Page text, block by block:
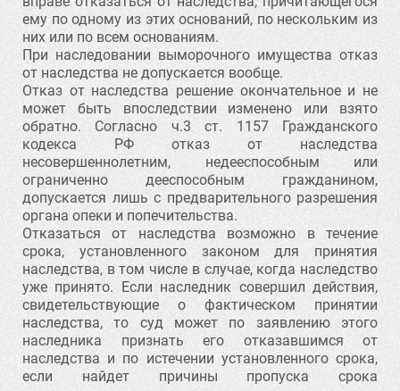
ему по одному из этих оснований, по нескольким из
них или по всем основаниям.
При наследовании выморочного имущества отказ
от наследства не допускается вообще.
Отказ от наследства решение окончательное и не
может быть впоследствии изменено или взято
обратно. Согласно ч.3 ст. 1157 Гражданского
кодекса РФ отказ от наследства
несовершеннолетним, недееспособным или
ограниченно дееспособным гражданином,
допускается лишь с предварительного разрешения
органа опеки и попечительства.
Отказаться от наследства возможно в течение
срока, установленного законом для принятия
наследства, в том числе в случае, когда наследство
уже принято. Если наследник совершил действия,
свидетельствующие о фактическом принятии
наследства, то суд может по заявлению этого
наследника признать его отказавшимся от
наследства и по истечении установленного срока,
если найдет причины пропуска срока